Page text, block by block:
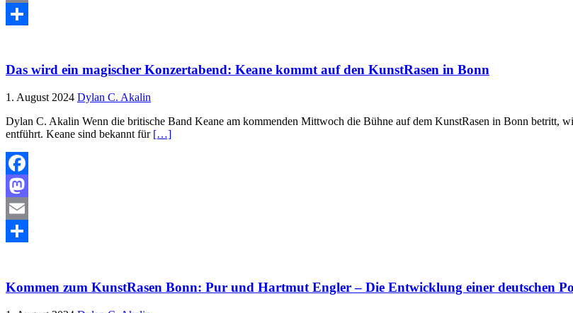
Email
Das wird ein magischer Konzertabend: Keane kommt auf den KunstRasen in Bonn
1. August 2024 Dylan C. Akalin
Dylan C. Akalin Wenn die britische Band Keane am kommenden Mittwoch die Bühne auf dem KunstRasen in Bonn betritt,
entführt. Keane sind bekannt für […]
Facebook
Mastodon
Email
Kommen zum KunstRasen Bonn: Pur und Hartmut Engler – Die Entwicklung einer deutschen